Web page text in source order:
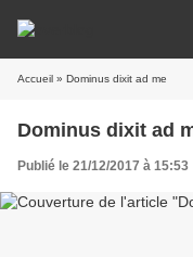
Accueil » Dominus dixit ad me
Dominus dixit ad
Publié le 21/12/2017 à 15:53